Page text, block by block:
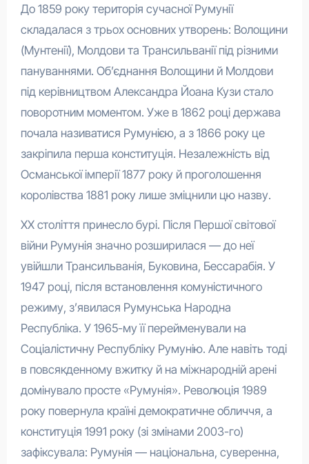
До 1859 року територія сучасної Румунії
складалася з трьох основних утворень: Волощини
(Мунтенії), Молдови та Трансильванії під різними
пануваннями. Об’єднання Волощини й Молдови
під керівництвом Александра Йоана Кузи стало
поворотним моментом. Уже в 1862 році держава
почала називатися Румунією, а з 1866 року це
закріпила перша конституція. Незалежність від
Османської імперії 1877 року й проголошення
королівства 1881 року лише зміцнили цю назву.
XX століття принесло бурі. Після Першої світової
війни Румунія значно розширилася — до неї
увійшли Трансильванія, Буковина, Бессарабія. У
1947 році, після встановлення комуністичного
режиму, з’явилася Румунська Народна
Республіка. У 1965-му її перейменували на
Соціалістичну Республіку Румунію. Але навіть тоді
в повсякденному вжитку й на міжнародній арені
домінувало просте «Румунія». Революція 1989
року повернула країні демократичне обличчя, а
конституція 1991 року (зі змінами 2003-го)
зафіксувала: Румунія — національна, суверенна,